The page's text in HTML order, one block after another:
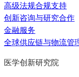
高级法规合规支持
创新咨询与研究合作
金融服务
全球供应链与物流管
医学创新研究院